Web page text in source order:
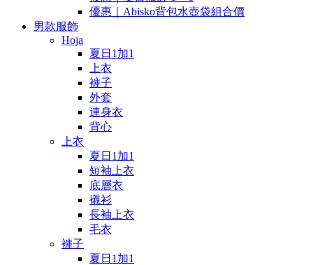
優惠｜Abisko背包水壺袋組合價
男款服飾
Hoja
夏日1加1
上衣
褲子
外套
連身衣
背心
上衣
夏日1加1
短袖上衣
底層衣
襯衫
長袖上衣
毛衣
褲子
夏日1加1